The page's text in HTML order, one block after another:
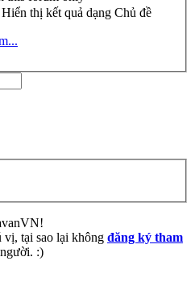
Hiển thị kết quả dạng Chủ đề
vị, tại sao lại không đăng ký tham
:)